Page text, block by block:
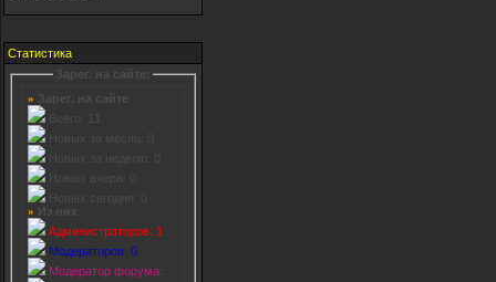
Статистика
Зарег. на сайте:
»
Зарег. на сайте
Всего: 11
Новых за месяц: 0
Новых за неделю: 0
Новых вчера: 0
Новых сегодня: 0
» Из них
Администраторов: 1
Модераторов: 0
Модератор форума: